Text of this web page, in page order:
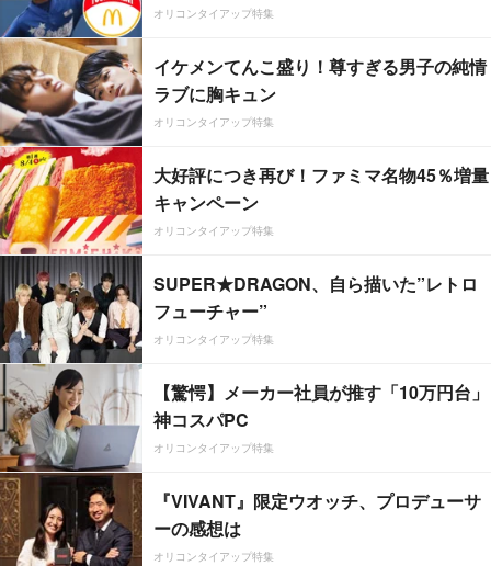
オリコンタイアップ特集
イケメンてんこ盛り！尊すぎる男子の純情
ラブに胸キュン
オリコンタイアップ特集
大好評につき再び！ファミマ名物45％増量
キャンペーン
オリコンタイアップ特集
SUPER★DRAGON、自ら描いた”レトロ
フューチャー”
オリコンタイアップ特集
【驚愕】メーカー社員が推す「10万円台」
神コスパPC
オリコンタイアップ特集
『VIVANT』限定ウオッチ、プロデューサ
ーの感想は
オリコンタイアップ特集